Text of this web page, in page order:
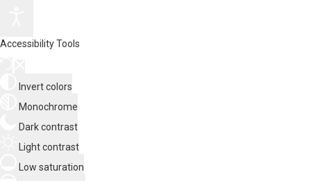
Accessibility Tools
Invert colors
Monochrome
Dark contrast
Light contrast
Low saturation